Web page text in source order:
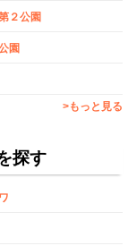
２公園
園
>もっと見る
探す